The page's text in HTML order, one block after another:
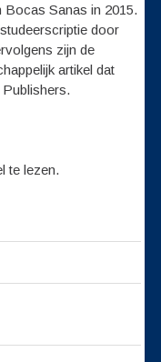
Sanas in 2015.
door
zijn de
artikel dat
te lezen.